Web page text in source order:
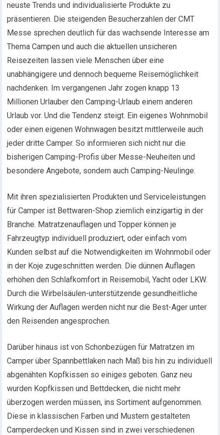
neuste Trends und individualisierte Produkte zu
präsentieren. Die steigenden Besucherzahlen der CMT
Messe sprechen deutlich für das wachsende Interesse am
Thema Campen und auch die aktuellen unsicheren
Reisezeiten lassen viele Menschen über eine
unabhängigere und dennoch bequeme Reisemöglichkeit
nachdenken. Im vergangenen Jahr zogen knapp 13
Millionen Urlauber den Camping-Urlaub einem anderen
Urlaub vor. Und die Tendenz steigt. Ein eigenes Wohnmobil
oder einen eigenen Wohnwagen besitzt mittlerweile auch
jeder dritte Camper. So informieren sich nicht nur die
bisherigen Camping-Profis über Messe-Neuheiten und
besondere Angebote, sondern auch Camping-Neulinge.
Mit ihren spezialisierten Produkten und Serviceleistungen
für Camper ist Bettwaren-Shop ziemlich einzigartig in der
Branche. Matratzenauflagen und Topper können je
Fahrzeugtyp individuell produziert, oder einfach vom
Kunden selbst auf die Notwendigkeiten im Wohnmobil oder
in der Koje zugeschnitten werden. Die dünnen Auflagen
erhöhen den Schlafkomfort in Reisemobil, Yacht oder LKW.
Durch die Wirbelsäulen-unterstützende gesundheitliche
Wirkung der Auflagen werden nicht nur die Best-Ager unter
den Reisenden angesprochen.
Darüber hinaus ist von Schonbezügen für Matratzen im
Camper über Spannbettlaken nach Maß bis hin zu individuell
abgenähten Kopfkissen so einiges geboten. Ganz neu
wurden Kopfkissen und Bettdecken, die nicht mehr
überzogen werden müssen, ins Sortiment aufgenommen.
Diese in klassischen Farben und Mustern gestalteten
Camperdecken und Kissen sind in zwei verschiedenen